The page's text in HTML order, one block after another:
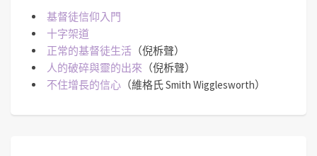
基督徒信仰入門
十字架道
正常的基督徒生活 （倪柝聲）
人的破碎與靈的出來 （倪柝聲）
不住增長的信心 （維格氏 Smith Wigglesworth）